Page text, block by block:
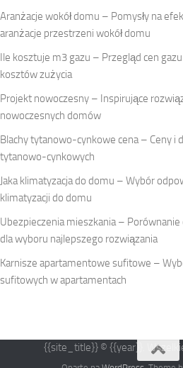
Aranżacje wokół domu – Pomysły na
aranżacje przestrzeni wokół domu
Ile kosztuje m3 gazu – Przegląd cen
kosztów zużycia
Projekt nowoczesny – Inspirujące
nowoczesnych domów
Blachy tytanowo-cynkowe cena – Ceny i
tytanowo-cynkowych
Jaka klimatyzacja do domu – Wybór
klimatyzacji do domu
Ubezpieczenia mieszkania –
dla wyboru najlepszego rozwiązania
Karnisze apartamentowe sufitowe –
sufitowych w apartamentach
{{site_title}} © {{year}}.